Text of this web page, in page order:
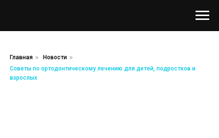
Главная » Новости »
Советы по ортодонтическому лечению для детей, подростков и
взрослых